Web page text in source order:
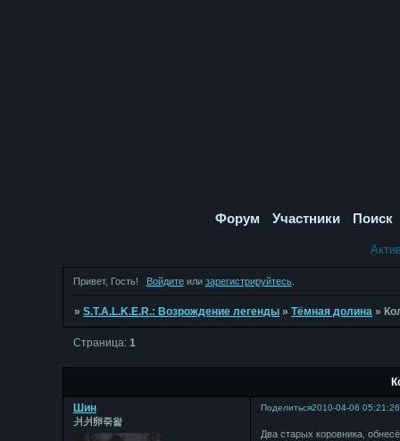
Форум Участники Поиск
Привет, Гость! Войдитеили зарегистрируйтесь.
»S.T.A.L.K.E.R.: Возрождение легенды »Тёмная долина »
Страница:1
Поделиться2010-04-06 05:21:26
Шин
⽙⽙卵죾왍
Два старых коровника,